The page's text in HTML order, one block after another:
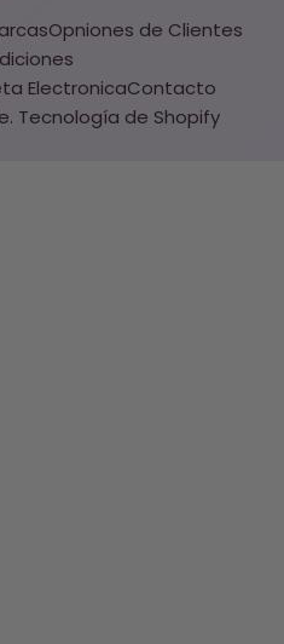
. Tecnología de Shopify
Opniones de Clientes
ElectronicaContacto